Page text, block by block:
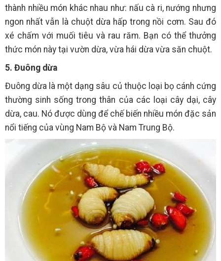
thành nhiều món khác nhau như: nấu cà ri, nướng nhưng
ngon nhất vẫn là chuột dừa hấp trong nồi cơm. Sau đó
xé chấm với muối tiêu và rau răm. Bạn có thể thưởng
thức món này tại vườn dừa, vừa hái dừa vừa săn chuột.
5. Đuông dừa
Đuông dừa là một dạng sâu củ thuộc loại bọ cánh cứng
thường sinh sống trong thân của các loại cây dại, cây
dừa, cau. Nó được dùng để chế biến nhiều món đặc sản
nổi tiếng của vùng Nam Bộ và Nam Trung Bộ.